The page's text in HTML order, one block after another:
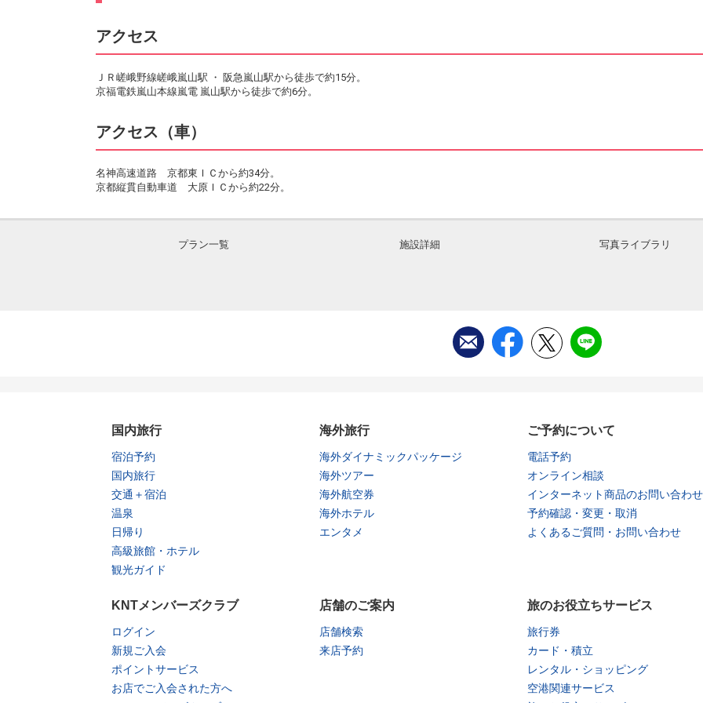
アクセス
ＪＲ嵯峨野線嵯峨嵐山駅 ・ 阪急嵐山駅から徒歩で約15分。
京福電鉄嵐山本線嵐電 嵐山駅から徒歩で約6分。
アクセス（車）
名神高速道路 京都東ＩＣから約34分。
京都縦貫自動車道 大原ＩＣから約22分。
プラン一覧 施設詳細 写真ライブラリ
国内旅行
宿泊予約
国内旅行
交通＋宿泊
温泉
日帰り
高級旅館・ホテル
観光ガイド
海外旅行
海外ダイナミックパッケージ
海外ツアー
海外航空券
海外ホテル
エンタメ
ご予約について
電話予約
オンライン相談
インターネット商品のお問い合わせ
予約確認・変更・取消
よくあるご質問・お問い合わせ
KNTメンバーズクラブ
ログイン
新規ご入会
ポイントサービス
お店でご入会された方へ
店舗のご案内
店舗検索
来店予約
旅のお役立ちサービス
旅行券
カード・積立
レンタル・ショッピング
空港関連サービス